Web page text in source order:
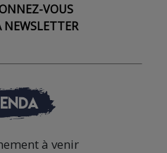
VOUS
NEWSLETTER
à venir